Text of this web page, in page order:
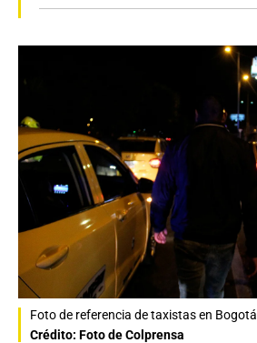
Foto de referencia de taxistas en Bogotá
Crédito: Foto de Colprensa